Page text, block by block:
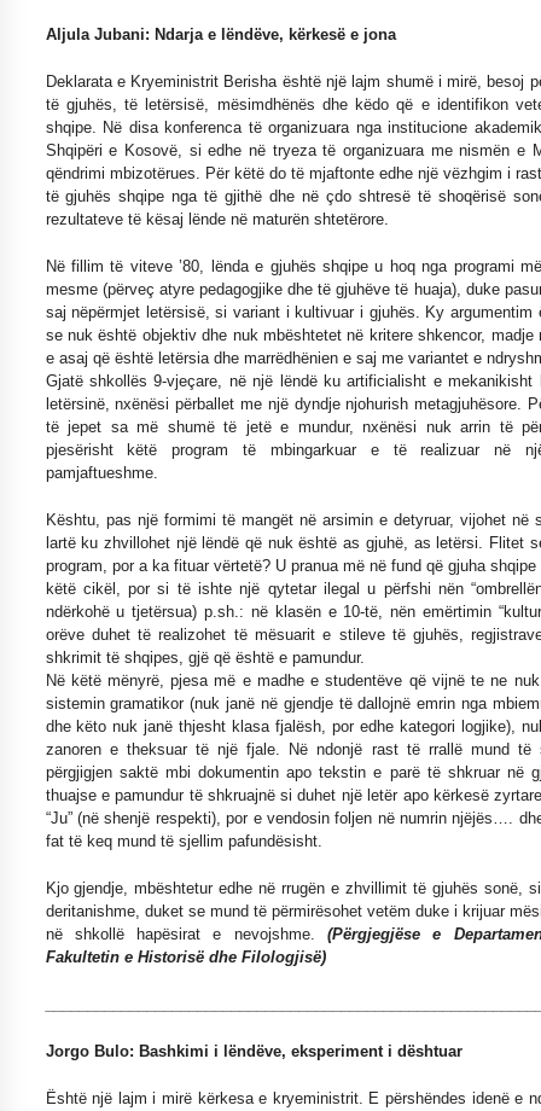
Aljula Jubani: Ndarja e lëndëve, kërkesë e jona
Deklarata e Kryeministrit Berisha është një lajm shumë i mirë, besoj
të gjuhës, të letërsisë, mësimdhënës dhe këdo që e identifikon
shqipe. Në disa konferenca të organizuara nga institucione
Shqipëri e Kosovë, si edhe në tryeza të organizuara me nismën e
qëndrimi mbizotërues. Për këtë do të mjaftonte edhe një vëzhgim i
të gjuhës shqipe nga të gjithë dhe në çdo shtresë të shoqërisë
rezultateve të kësaj lënde në maturën shtetërore.
Në fillim të viteve ’80, lënda e gjuhës shqipe u hoq nga programi
mesme (përveç atyre pedagogjike dhe të gjuhëve të huaja), duke
saj nëpërmjet letërsisë, si variant i kultivuar i gjuhës. Ky argumentim
se nuk është objektiv dhe nuk mbështetet në kritere shkencor, madje
e asaj që është letërsia dhe marrëdhënien e saj me variantet e
Gjatë shkollës 9-vjeçare, në një lëndë ku artificialisht e mekanikisht
letërsinë, nxënësi përballet me një dyndje njohurish metagjuhësore.
të jepet sa më shumë të jetë e mundur, nxënësi nuk arrin të
pjesërisht këtë program të mbingarkuar e të realizuar në
pamjaftueshme.
Kështu, pas një formimi të mangët në arsimin e detyruar, vijohet në
lartë ku zhvillohet një lëndë që nuk është as gjuhë, as letërsi. Flitet
program, por a ka fituar vërtetë? U pranua më në fund që gjuha
këtë cikël, por si të ishte një qytetar ilegal u përfshi nën
ndërkohë u tjetërsua) p.sh.: në klasën e 10-të, nën emërtimin
orëve duhet të realizohet të mësuarit e stileve të gjuhës,
shkrimit të shqipes, gjë që është e pamundur.
Në këtë mënyrë, pjesa më e madhe e studentëve që vijnë te ne
sistemin gramatikor (nuk janë në gjendje të dallojnë emrin nga
dhe këto nuk janë thjesht klasa fjalësh, por edhe kategori logjike),
zanoren e theksuar të një fjale. Në ndonjë rast të rrallë mund të
përgjigjen saktë mbi dokumentin apo tekstin e parë të shkruar në
thuajse e pamundur të shkruajnë si duhet një letër apo kërkesë
“Ju” (në shenjë respekti), por e vendosin foljen në numrin njëjës….
fat të keq mund të sjellim pafundësisht.
Kjo gjendje, mbështetur edhe në rrugën e zhvillimit të gjuhës sonë,
deritanishme, duket se mund të përmirësohet vetëm duke i krijuar
në shkollë hapësirat e nevojshme. (Përgjegjëse e
Fakultetin e Historisë dhe Filologjisë)
Jorgo Bulo: Bashkimi i lëndëve, eksperiment i dështuar
Është një lajm i mirë kërkesa e kryeministrit. E përshëndes idenë e